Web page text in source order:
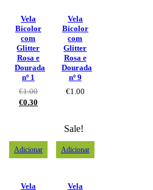
Vela
Bicolor
com
Glitter
Rosa e
Dourada
nº 1
€1.00
€0.30
Vela
Bicolor
com
Glitter
Rosa e
Dourada
nº 9
€1.00
Adicionar
Vela
Sale!
Adicionar
Vela